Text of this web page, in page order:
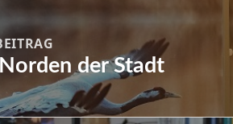
der Stadt